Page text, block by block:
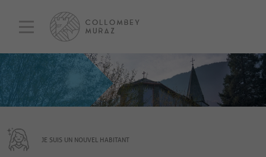
JE SUIS UN NOUVEL HABITANT